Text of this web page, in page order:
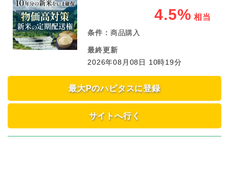
4.5% 相当
条件： 商品購入
最終更新
2026年08月08日 10時19分
最大Pのハピタスに登録
サイトへ行く